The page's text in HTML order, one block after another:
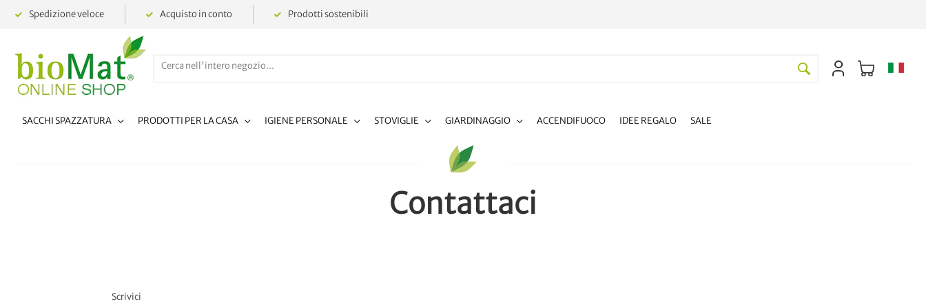
Spedizione veloce Acquisto in conto Prodotti sostenibili
SACCHI SPAZZATURA PRODOTTI PER LA CASA IGIENE PERSONALE STOVIGLIE GIARDINAGGIO ACCENDIFUOCO IDEE REGALO SALE
Contattaci
Scrivici